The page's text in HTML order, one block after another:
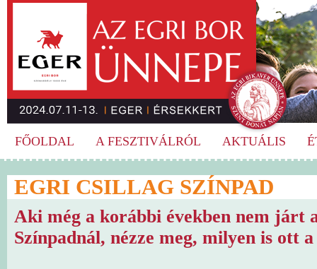
FŐOLDAL A FESZTIVÁLRÓL AKTUÁLIS
EGRI CSILLAG SZÍNPAD
Aki még a korábbi években nem járt
Színpadnál, nézze meg, milyen is ott